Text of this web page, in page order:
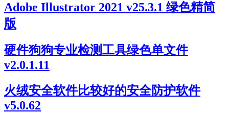
Adobe Illustrator 2021 v25.3.1 绿色精简
版
硬件狗狗专业检测工具绿色单文件
v2.0.1.11
火绒安全软件比较好的安全防护软件
v5.0.62